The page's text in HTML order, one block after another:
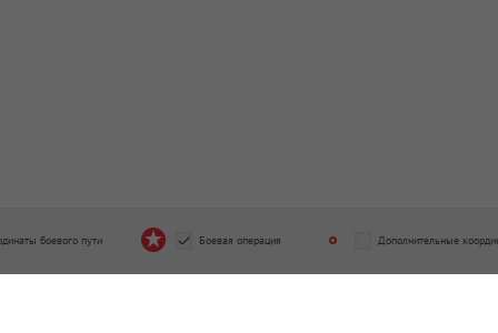
боевого пути Боевая операция Дополнительные